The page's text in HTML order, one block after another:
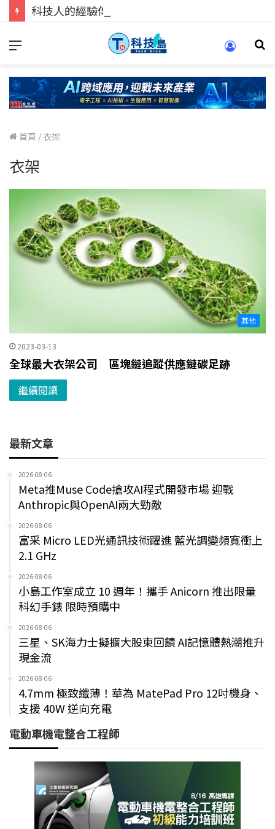
首頁 /衣架
衣架
其他
2023-03-13
全球最大衣架公司 區塊鏈追蹤供應鏈碳足跡
繼續閱讀
最新文章
2026-08-06
Meta推Muse Code搶攻AI程式開發市場 迎戰
Anthropic與OpenAI兩大勁敵
2026-08-06
富采 Micro LED光通訊技術躍進 藍光調變頻寬衝上
2.1 GHz
2026-08-06
小島工作室成立 10 週年！攜手 Anicorn 推出限量
科幻手錶 限時預購中
2026-08-06
三星、SK海力士擬擴大股東回饋 AI記憶體熱潮推升
現金流
2026-08-06
4.7mm 極致纖薄！華為 MatePad Pro 12吋機身、
支援 40W 逆向充電
電動車機電整合工程師